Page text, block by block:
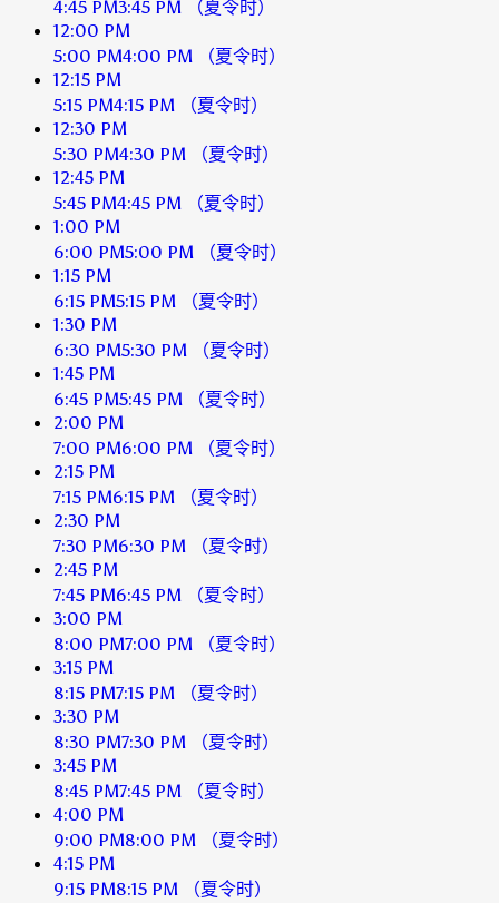
4:45 PM3:45 PM
（夏令时）
12:00 PM
5:00 PM4:00 PM
（夏令时）
12:15 PM
5:15 PM4:15 PM
（夏令时）
12:30 PM
5:30 PM4:30 PM
（夏令时）
12:45 PM
5:45 PM4:45 PM
（夏令时）
1:00 PM
6:00 PM5:00 PM
（夏令时）
1:15 PM
6:15 PM5:15 PM
（夏令时）
1:30 PM
6:30 PM5:30 PM
（夏令时）
1:45 PM
6:45 PM5:45 PM
（夏令时）
2:00 PM
7:00 PM6:00 PM
（夏令时）
2:15 PM
7:15 PM6:15 PM
（夏令时）
2:30 PM
7:30 PM6:30 PM
（夏令时）
2:45 PM
7:45 PM6:45 PM
（夏令时）
3:00 PM
8:00 PM7:00 PM
（夏令时）
3:15 PM
8:15 PM7:15 PM
（夏令时）
3:30 PM
8:30 PM7:30 PM
（夏令时）
3:45 PM
8:45 PM7:45 PM
（夏令时）
4:00 PM
9:00 PM8:00 PM
（夏令时）
4:15 PM
9:15 PM8:15 PM
（夏令时）